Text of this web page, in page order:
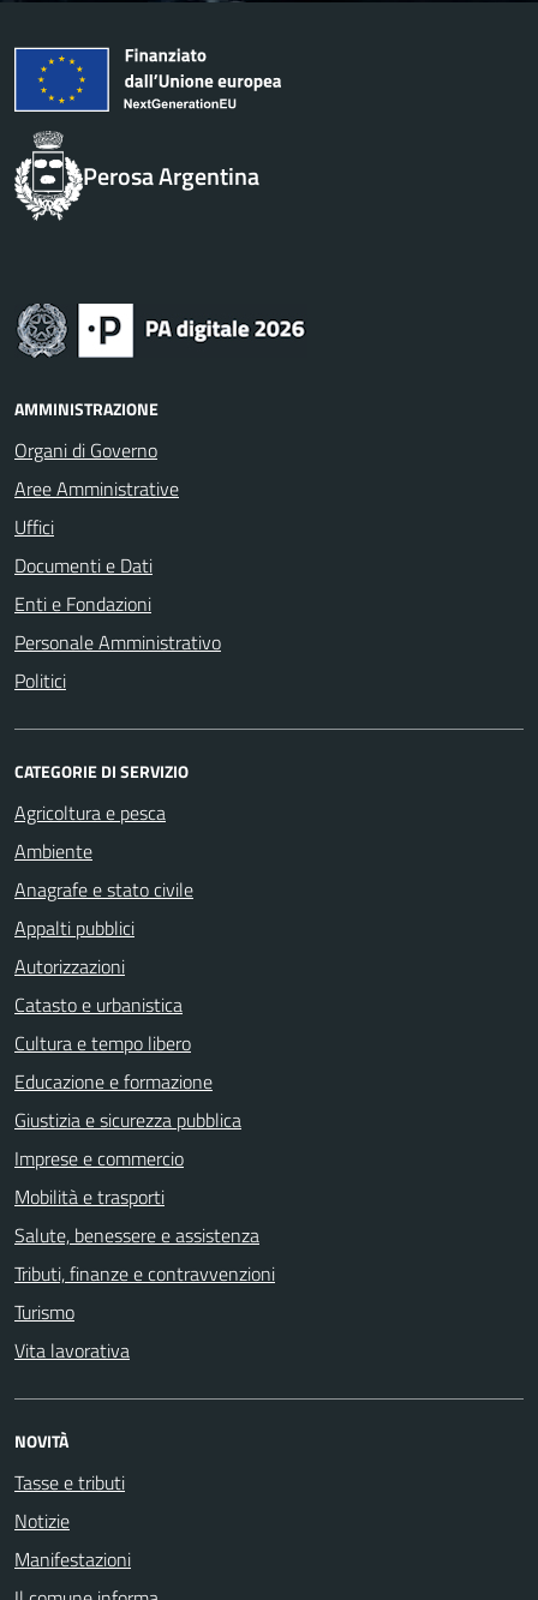
Perosa Argentina
AMMINISTRAZIONE
Organi di Governo
Aree Amministrative
Uffici
Documenti e Dati
Enti e Fondazioni
Personale Amministrativo
Politici
CATEGORIE DI SERVIZIO
Agricoltura e pesca
Ambiente
Anagrafe e stato civile
Appalti pubblici
Autorizzazioni
Catasto e urbanistica
Cultura e tempo libero
Educazione e formazione
Giustizia e sicurezza pubblica
Imprese e commercio
Mobilità e trasporti
Salute, benessere e assistenza
Tributi, finanze e contravvenzioni
Turismo
Vita lavorativa
NOVITÀ
Tasse e tributi
Notizie
Manifestazioni